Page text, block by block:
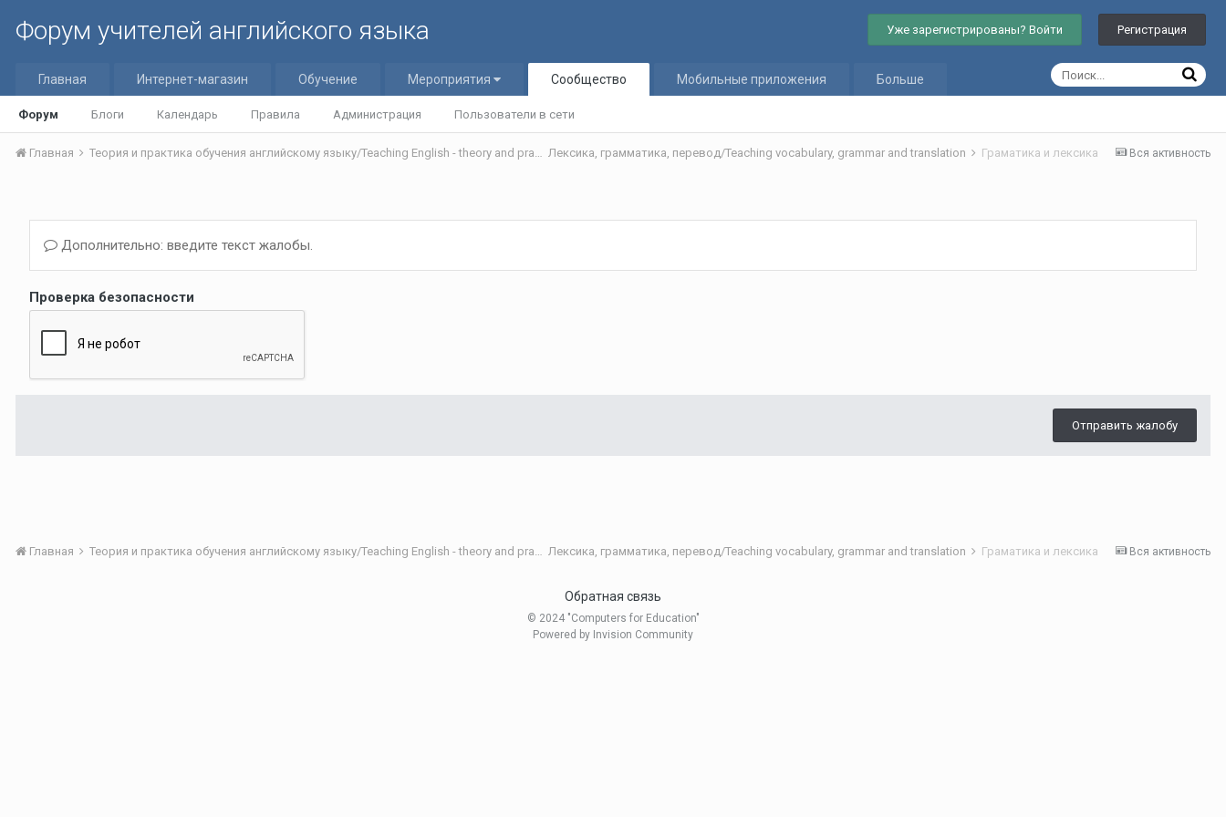
Форум учителей английского языка Уже зарегистрированы? Войти Регистрация
Главная Интернет-магазин Обучение Мероприятия Сообщество
Форум Блоги Календарь Правила Администрация Пользователи в сети
Мобильные приложения Больше
Вся активность
Главная Теория и практика обучения английскому языку/Teaching English - theory and practice Лексика, грамматика, перевод/Teaching vocabulary, grammar and translation Граматика и лексика
Дополнительно: введите текст жалобы.
Проверка безопасности
Отправить жалобу
Вся активность
Главная Теория и практика обучения английскому языку/Teaching English - theory and practice Лексика, грамматика, перевод/Teaching vocabulary, grammar and translation Граматика и лексика
Обратная связь
© 2024 "Computers for Education"
Powered by Invision Community